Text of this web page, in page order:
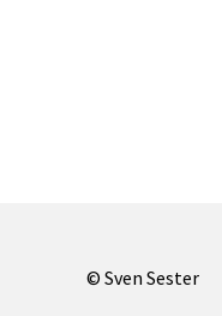
© Sven Sester